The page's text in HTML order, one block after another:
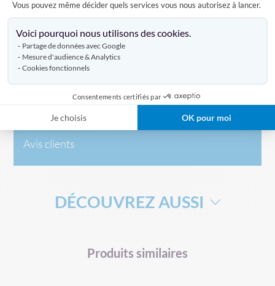
Vous pouvez même décider quels services vous nous autorisez à lancer.
Voici pourquoi nous utilisons des cookies.
Partage de données avec Google
Mesure d'audience & Analytics
Cookies fonctionnels
Consentements certifiés par
Je choisis OK pour moi
introduire la hampe de votre drapeau.
Caractéristiques
Avis clients
DÉCOUVREZ AUSSI
Produits similaires